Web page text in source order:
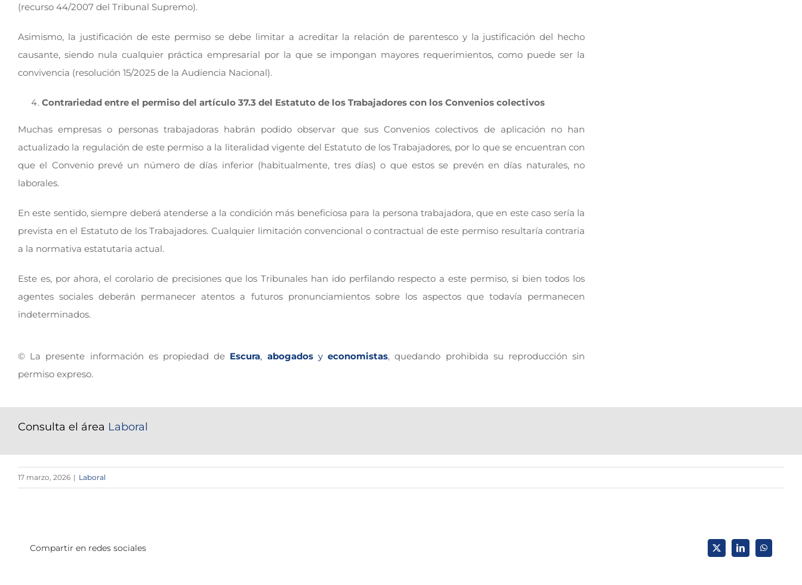
(recurso 44/2007 del Tribunal Supremo).
Asimismo, la justificación de este permiso se debe limitar a acreditar la relación de parentesco y la justificación del hecho
causante, siendo nula cualquier práctica empresarial por la que se impongan mayores requerimientos, como puede ser la
convivencia (resolución 15/2025 de la Audiencia Nacional).
Contrariedad entre el permiso del artículo 37.3 del Estatuto de los Trabajadores con los Convenios colectivos
Muchas empresas o personas trabajadoras habrán podido observar que sus Convenios colectivos de aplicación no han
actualizado la regulación de este permiso a la literalidad vigente del Estatuto de los Trabajadores, por lo que se encuentran con
que el Convenio prevé un número de días inferior (habitualmente, tres días) o que estos se prevén en días naturales, no
laborales.
En este sentido, siempre deberá atenderse a la condición más beneficiosa para la persona trabajadora, que en este caso sería la
prevista en el Estatuto de los Trabajadores. Cualquier limitación convencional o contractual de este permiso resultaría contraria
a la normativa estatutaria actual.
Este es, por ahora, el corolario de precisiones que los Tribunales han ido perfilando respecto a este permiso, si bien todos los
agentes sociales deberán permanecer atentos a futuros pronunciamientos sobre los aspectos que todavía permanecen
indeterminados.
© La presente información es propiedad de Escura, abogadosyeconomistas, quedando prohibida su reproducción sin
permiso expreso.
Consulta el área Laboral
17 marzo, 2026 | Laboral
Compartir en redes sociales X LinkedInWhatsApp